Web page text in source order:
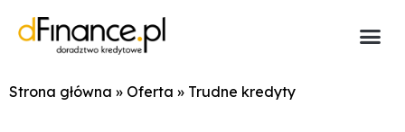
Strona główna » Oferta » Trudne kredyty